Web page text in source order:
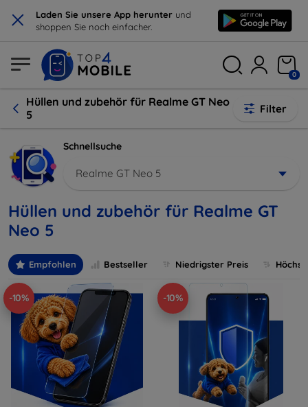
× Laden Sie unsere App herunter und
shoppen Sie noch einfacher.
0
Hüllen und zubehör für Realme GT Neo
5
Filter
Schnellsuche
Realme GT Neo 5
Hüllen und zubehör für Realme GT
Neo 5
Empfohlen Bestseller Niedrigster Preis
-10% -10%